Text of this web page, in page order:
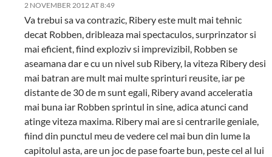
2 NOVEMBER 2012 AT 8:49
Va trebui sa va contrazic, Ribery este mult mai tehnic
decat Robben, dribleaza mai spectaculos, surprinzator si
mai eficient, fiind exploziv si imprevizibil, Robben se
aseamana dar e cu un nivel sub Ribery, la viteza Ribery desi
mai batran are mult mai multe sprinturi reusite, iar pe
distante de 30 de m sunt egali, Ribery avand acceleratia
mai buna iar Robben sprintul in sine, adica atunci cand
atinge viteza maxima. Ribery mai are si centrarile geniale,
fiind din punctul meu de vedere cel mai bun din lume la
capitolul asta, are un joc de pase foarte bun, peste cel al lui